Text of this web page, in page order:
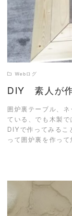
Webログ
DIY 素人が
囲炉裏テーブル、
ている、でも木製で
DIYで作ってみるこ
って囲炉裏を作っ